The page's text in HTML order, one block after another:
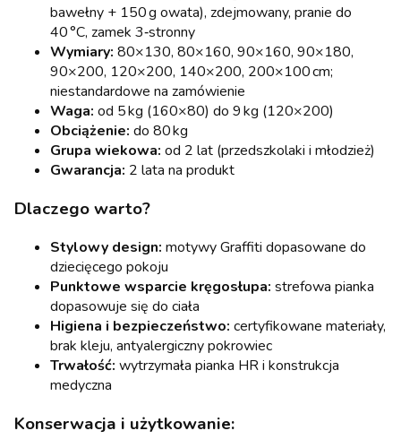
bawełny + 150 g owata), zdejmowany, pranie do
40 °C, zamek 3‑stronny
Wymiary: 80×130, 80×160, 90×160, 90×180,
90×200, 120×200, 140×200, 200×100 cm;
niestandardowe na zamówienie
Waga: od 5 kg (160×80) do 9 kg (120×200)
Obciążenie: do 80 kg
Grupa wiekowa: od 2 lat (przedszkolaki i młodzież)
Gwarancja: 2 lata na produkt
Dlaczego warto?
Stylowy design: motywy Graffiti dopasowane do
dziecięcego pokoju
Punktowe wsparcie kręgosłupa: strefowa pianka
dopasowuje się do ciała
Higiena i bezpieczeństwo: certyfikowane materiały,
brak kleju, antyalergiczny pokrowiec
Trwałość: wytrzymała pianka HR i konstrukcja
medyczna
Konserwacja i użytkowanie: